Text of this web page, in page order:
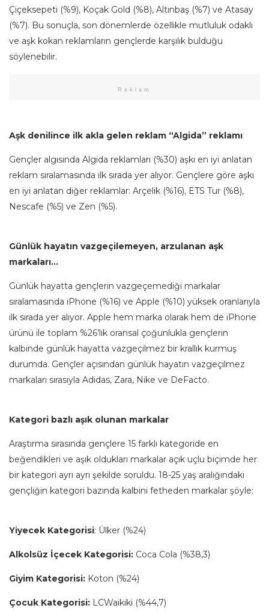
Çiçeksepeti (%9), Koçak Gold (%8), Altınbaş (%7) ve Atasay
(%7). Bu sonuçla, son dönemlerde özellikle mutluluk odaklı
ve aşk kokan reklamların gençler­de karşılık bulduğu
söylenebilir.
Reklam
Aşk denilince ilk akla gelen reklam “Algida” reklamı
Gençler algısında Algida reklamları (%30) aşkı en iyi anlatan
reklam sıralamasında ilk sırada yer alıyor. Gençlere göre aşkı
en iyi anlatan diğer reklamlar: Arçelik (%16), ETS Tur (%8),
Nescafe (%5) ve Zen (%5).
Günlük hayatın vazgeçilemeyen, arzulanan aşk
markaları…
Günlük hayatta gençlerin vazgeçemediği markalar
sıralamasında iPhone (%16) ve Apple (%10) yüksek oranlarıyla
ilk sırada yer alıyor. Apple hem marka olarak hem de iPhone
ürünü ile toplam %26’lık oransal çoğunlukla gençlerin
kalbinde günlük hayatta vazgeçilmez bir krallık kurmuş
durumda. Gençler açısından günlük hayatın vazgeçilmez
markaları sırasıyla Adidas, Zara, Nike ve DeFacto.
Kategori bazlı aşık olunan markalar
Araştırma sırasında gençlere 15 farklı kategoride en
beğendikleri ve aşık oldukları markalar açık uçlu biçimde her
bir kategori ayrı ayrı şekilde soruldu. 18-25 yaş aralığındaki
gençliğin kategori bazında kalbini fetheden markalar şöyle:
Yiyecek Kategorisi: Ülker (%24)
Alkolsüz İçecek Kategorisi: Coca Cola (%38,3)
Giyim Kategorisi: Koton (%24)
Çocuk Kategorisi: LCWaikiki (%44,7)